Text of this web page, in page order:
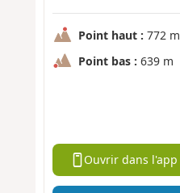
Point haut : 772 m
Point bas : 639 m
Ouvrir dans l'app